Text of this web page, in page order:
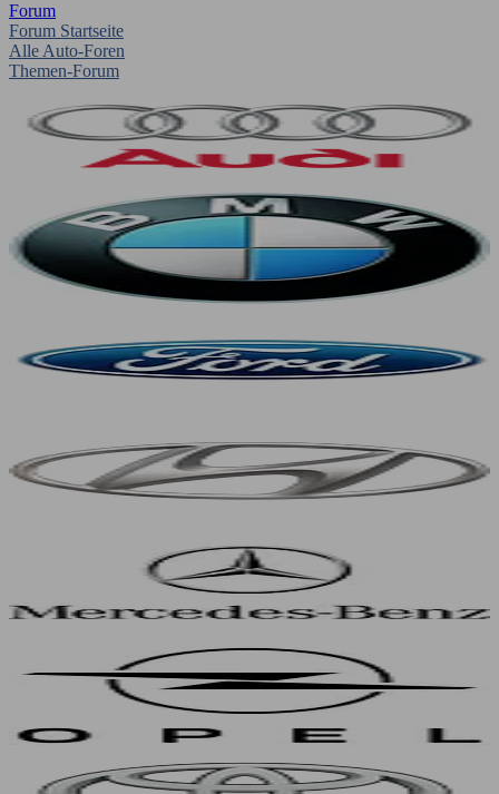
Forum
Forum Startseite
Alle Auto-Foren
Themen-Forum